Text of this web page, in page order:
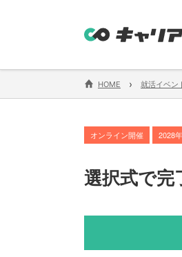
HOME › 就活イベン
オンライン開催 2028
選択式で完